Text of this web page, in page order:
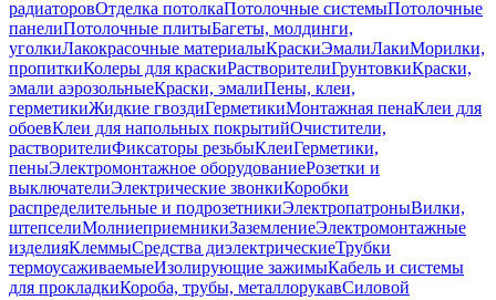
радиаторовОтделка потолкаПотолочные системыПотолочные
панелиПотолочные плитыБагеты, молдинги,
уголкиЛакокрасочные материалыКраскиЭмалиЛакиМорилки,
пропиткиКолеры для краскиРастворителиГрунтовкиКраски,
эмали аэрозольныеКраски, эмалиПены, клеи,
герметикиЖидкие гвоздиГерметикиМонтажная пенаКлеи для
обоевКлеи для напольных покрытийОчистители,
растворителиФиксаторы резьбыКлеиГерметики,
пеныЭлектромонтажное оборудованиеРозетки и
выключателиЭлектрические звонкиКоробки
распределительные и подрозетникиЭлектропатроныВилки,
штепселиМолниеприемникиЗаземлениеЭлектромонтажные
изделияКлеммыСредства диэлектрическиеТрубки
термоусаживаемыеИзолирующие зажимыКабель и системы
для прокладкиКороба, трубы, металлорукавСиловой